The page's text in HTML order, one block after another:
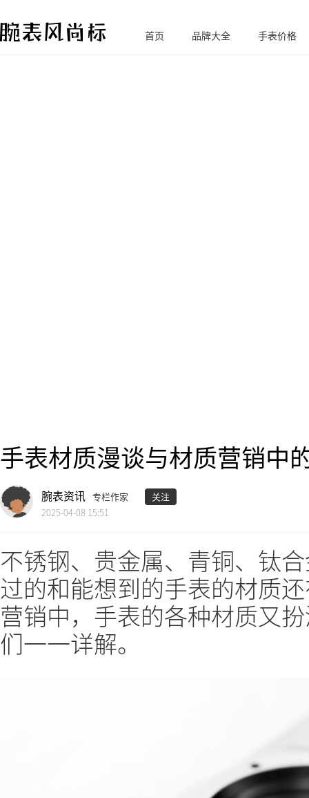
腕
首页 品牌大全 手表价格
手表材质漫谈与材质营销中
腕表资讯 专栏作家
关注
2025-04-08 15:51
不锈钢、贵金属、青铜、钛
过的和能想到的手表的材质
营销中，手表的各种材质又
们一一详解。